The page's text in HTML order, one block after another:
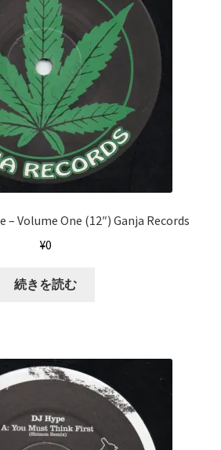
‎– Volume One (12″) Ganja Records
¥0
続きを読む